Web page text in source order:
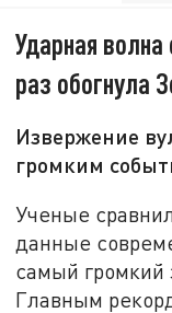
Ударная волна
раз обогнула
Извержение
громким
Ученые
данные
самый громкий
Главным